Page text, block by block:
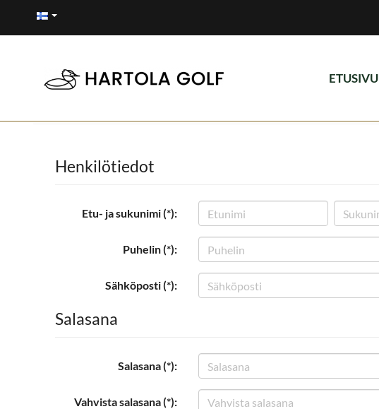
ETUSIVU
Henkilötiedot
Etu- ja sukunimi (*):
Puhelin (*):
Sähköposti (*):
Salasana
Salasana (*):
Vahvista salasana (*):